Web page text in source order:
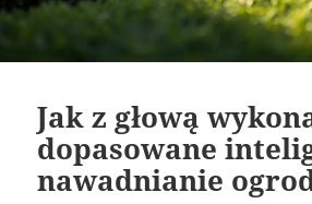
Jak z głową
dopasowane
nawadnianie